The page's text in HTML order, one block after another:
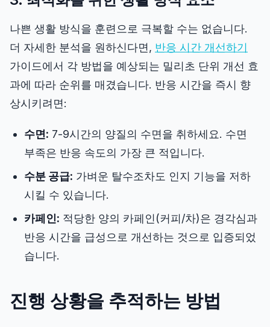
나쁜 생활 방식을 훈련으로 극복할 수는 없습니다.
더 자세한 분석을 원하신다면, 반응 시간 개선하기
가이드에서 각 방법을 예상되는 밀리초 단위 개선 효
과에 따라 순위를 매겼습니다. 반응 시간을 즉시 향
상시키려면:
수면: 7-9시간의 양질의 수면을 취하세요. 수면
부족은 반응 속도의 가장 큰 적입니다.
수분 공급: 가벼운 탈수조차도 인지 기능을 저하
시킬 수 있습니다.
카페인: 적당한 양의 카페인(커피/차)은 경각심과
반응 시간을 급성으로 개선하는 것으로 입증되었
습니다.
진행 상황을 추적하는 방법